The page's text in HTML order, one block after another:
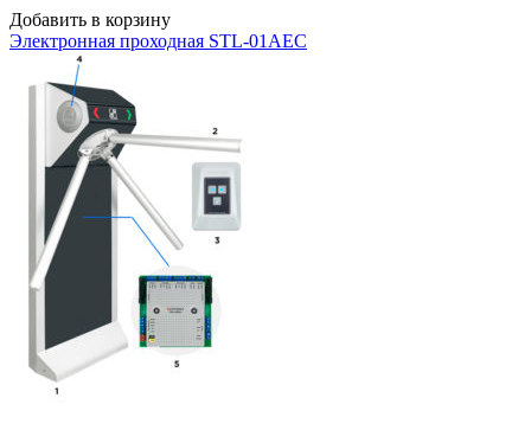
Добавить в корзину
Электронная проходная STL-01AEC